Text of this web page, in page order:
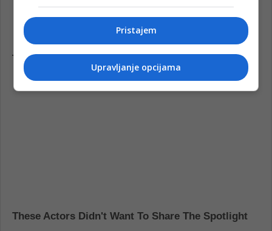
Pristajem
Upravljanje opcijama